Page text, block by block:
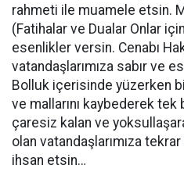
rahmeti ile muamele etsin.
(Fatihalar ve Dualar Onlar
esenlikler versin. Cenabı
vatandaşlarımıza sabır ve
Bolluk içerisinde yüzerken
ve mallarını kaybederek tek
çaresiz kalan ve
olan vatandaşlarımıza
ihsan etsin…